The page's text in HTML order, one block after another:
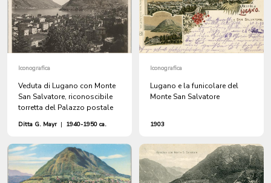
Iconografica
Veduta di Lugano con Monte
San Salvatore, riconoscibile
torretta del Palazzo postale
Ditta G. Mayr | 1940-1950 ca.
Iconografica
Lugano e la funicolare del
Monte San Salvatore
1903